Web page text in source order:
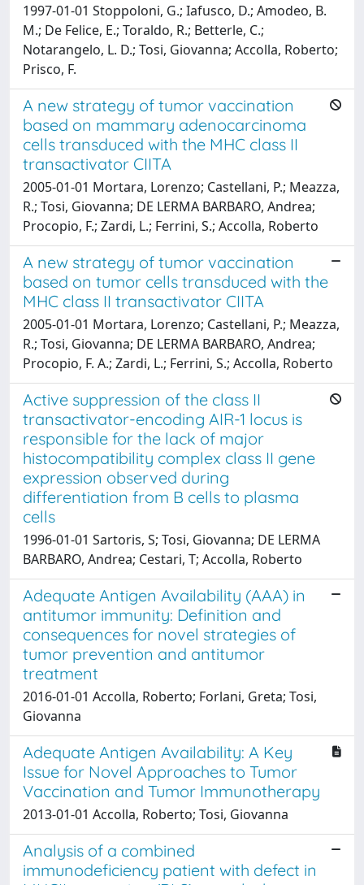
1997-01-01 Stoppoloni, G.; Iafusco, D.; Amodeo, B.
M.; De Felice, E.; Toraldo, R.; Betterle, C.;
Notarangelo, L. D.; Tosi, Giovanna; Accolla, Roberto;
Prisco, F.
A new strategy of tumor vaccination
based on mammary adenocarcinoma
cells transduced with the MHC class II
transactivator CIITA
2005-01-01 Mortara, Lorenzo; Castellani, P.; Meazza,
R.; Tosi, Giovanna; DE LERMA BARBARO, Andrea;
Procopio, F.; Zardi, L.; Ferrini, S.; Accolla, Roberto
A new strategy of tumor vaccination
based on tumor cells transduced with the
MHC class II transactivator CIITA
2005-01-01 Mortara, Lorenzo; Castellani, P.; Meazza,
R.; Tosi, Giovanna; DE LERMA BARBARO, Andrea;
Procopio, F. A.; Zardi, L.; Ferrini, S.; Accolla, Roberto
Active suppression of the class II
transactivator-encoding AIR-1 locus is
responsible for the lack of major
histocompatibility complex class II gene
expression observed during
differentiation from B cells to plasma
cells
1996-01-01 Sartoris, S; Tosi, Giovanna; DE LERMA
BARBARO, Andrea; Cestari, T; Accolla, Roberto
Adequate Antigen Availability (AAA) in
antitumor immunity: Definition and
consequences for novel strategies of
tumor prevention and antitumor
treatment
2016-01-01 Accolla, Roberto; Forlani, Greta; Tosi,
Giovanna
Adequate Antigen Availability: A Key
Issue for Novel Approaches to Tumor
Vaccination and Tumor Immunotherapy
2013-01-01 Accolla, Roberto; Tosi, Giovanna
Analysis of a combined
immunodeficiency patient with defect in